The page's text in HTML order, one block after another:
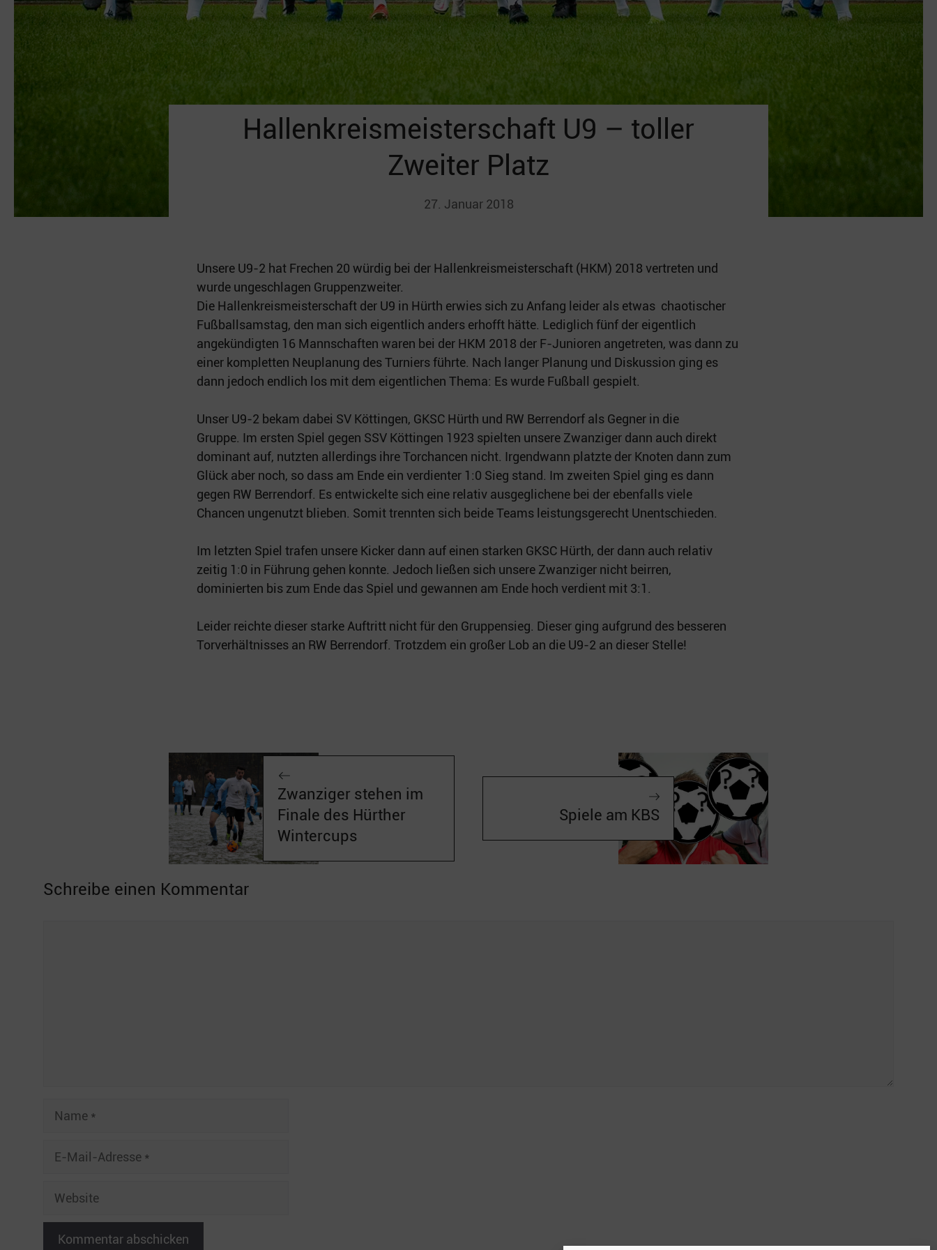
Hallenkreismeisterschaft U9 – toller
Zweiter Platz
27. Januar 2018
Unsere U9-2 hat Frechen 20 würdig bei der Hallenkreismeisterschaft (HKM) 2018 vertreten und
wurde ungeschlagen Gruppenzweiter.
Die Hallenkreismeisterschaft der U9 in Hürth erwies sich zu Anfang leider als etwas chaotischer
Fußballsamstag, den man sich eigentlich anders erhofft hätte. Lediglich fünf der eigentlich
angekündigten 16 Mannschaften waren bei der HKM 2018 der F-Junioren angetreten, was dann zu
einer kompletten Neuplanung des Turniers führte. Nach langer Planung und Diskussion ging es
dann jedoch endlich los mit dem eigentlichen Thema: Es wurde Fußball gespielt.
Unser U9-2 bekam dabei SV Köttingen, GKSC Hürth und RW Berrendorf als Gegner in die
Gruppe. Im ersten Spiel gegen SSV Köttingen 1923 spielten unsere Zwanziger dann auch direkt
dominant auf, nutzten allerdings ihre Torchancen nicht. Irgendwann platzte der Knoten dann zum
Glück aber noch, so dass am Ende ein verdienter 1:0 Sieg stand. Im zweiten Spiel ging es dann
gegen RW Berrendorf. Es entwickelte sich eine relativ ausgeglichene bei der ebenfalls viele
Chancen ungenutzt blieben. Somit trennten sich beide Teams leistungsgerecht Unentschieden.
Im letzten Spiel trafen unsere Kicker dann auf einen starken GKSC Hürth, der dann auch relativ
zeitig 1:0 in Führung gehen konnte. Jedoch ließen sich unsere Zwanziger nicht beirren,
dominierten bis zum Ende das Spiel und gewannen am Ende hoch verdient mit 3:1.
Leider reichte dieser starke Auftritt nicht für den Gruppensieg. Dieser ging aufgrund des besseren
Torverhältnisses an RW Berrendorf. Trotzdem ein großer Lob an die U9-2 an dieser Stelle!
Zwanziger stehen im
Finale des Hürther
Wintercups
Spiele am KBS
Schreibe einen Kommentar
Website